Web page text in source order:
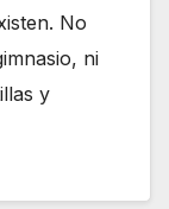
No
ni
y